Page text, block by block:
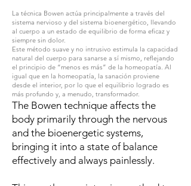
La técnica Bowen actúa principalmente a través del
sistema nervioso y del sistema bioenergético, llevando
al cuerpo a un estado de equilibrio de forma eficaz y
siempre sin dolor.
Este método suave y no intrusivo estimula la capacidad
natural del cuerpo para sanarse a sí mismo, reflejando
el principio de “menos es más” de la homeopatía. Al
igual que en la homeopatía, la sanación proviene
desde el interior, por lo que el equilibrio logrado es
más profundo y, a menudo, transformador.
The Bowen technique affects the
body primarily through the nervous
and the bioenergetic systems,
bringing it into a state of balance
effectively and always painlessly.